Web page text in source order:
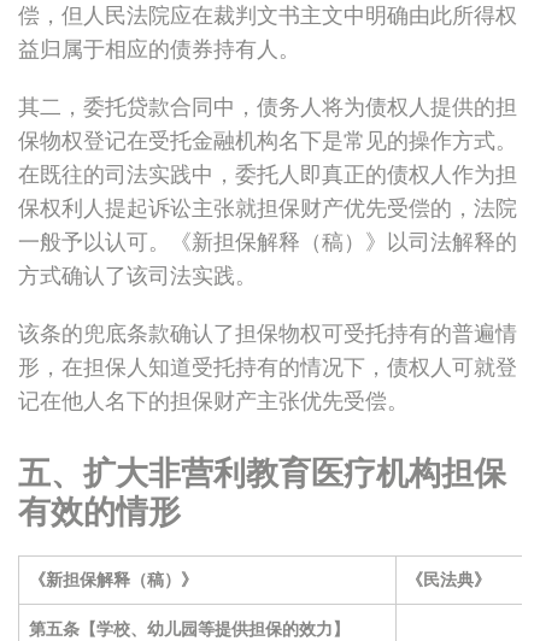
偿，但人民法院应在裁判文书主文中明确由此所得权
益归属于相应的债券持有人。
其二，委托贷款合同中，债务人将为债权人提供的担
保物权登记在受托金融机构名下是常见的操作方式。
在既往的司法实践中，委托人即真正的债权人作为担
保权利人提起诉讼主张就担保财产优先受偿的，法院
一般予以认可。《新担保解释（稿）》以司法解释的
方式确认了该司法实践。
该条的兜底条款确认了担保物权可受托持有的普遍情
形，在担保人知道受托持有的情况下，债权人可就登
记在他人名下的担保财产主张优先受偿。
五、扩大非营利教育医疗机构担保
有效的情形
《新担保解释（稿）》 《民法典》
第五条【学校、幼儿园等提供担保的效力】